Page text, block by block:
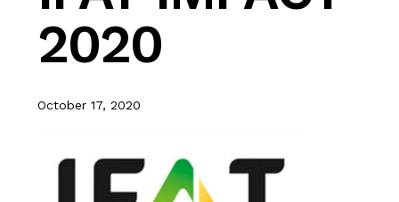
2020
October 17, 2020